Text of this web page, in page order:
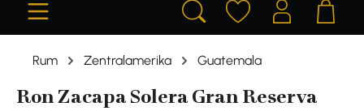
Rum Zentralamerika Guatemala
Ron Zacapa Solera Gran Reserva